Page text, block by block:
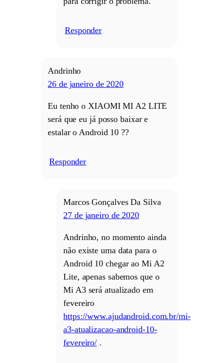
Responder
Andrinho
26 de janeiro de 2020
Eu tenho o XIAOMI MI A2 LITE
será que eu já posso baixar e
estalar o Android 10 ??
Responder
Marcos Gonçalves Da Silva
27 de janeiro de 2020
Andrinho, no momento ainda
não existe uma data para o
Android 10 chegar ao Mi A2
Lite, apenas sabemos que o
Mi A3 será atualizado em
fevereiro
https://www.ajudandroid.com.br/mi-
a3-atualizacao-android-10-
fevereiro/ .